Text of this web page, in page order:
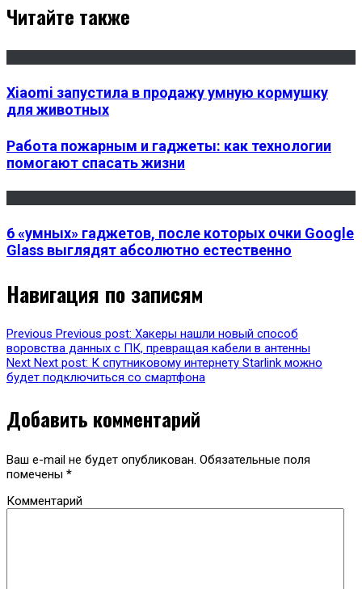
Читайте также
Xiaomi запустила в продажу умную кормушку
для животных
Работа пожарным и гаджеты: как технологии
помогают спасать жизни
6 «умных» гаджетов, после которых очки Google
Glass выглядят абсолютно естественно
Навигация по записям
Previous Previous post: Хакеры нашли новый способ
воровства данных с ПК, превращая кабели в антенны
Next Next post: К спутниковому интернету Starlink можно
будет подключиться со смартфона
Добавить комментарий
Ваш e-mail не будет опубликован. Обязательные поля
помечены *
Комментарий